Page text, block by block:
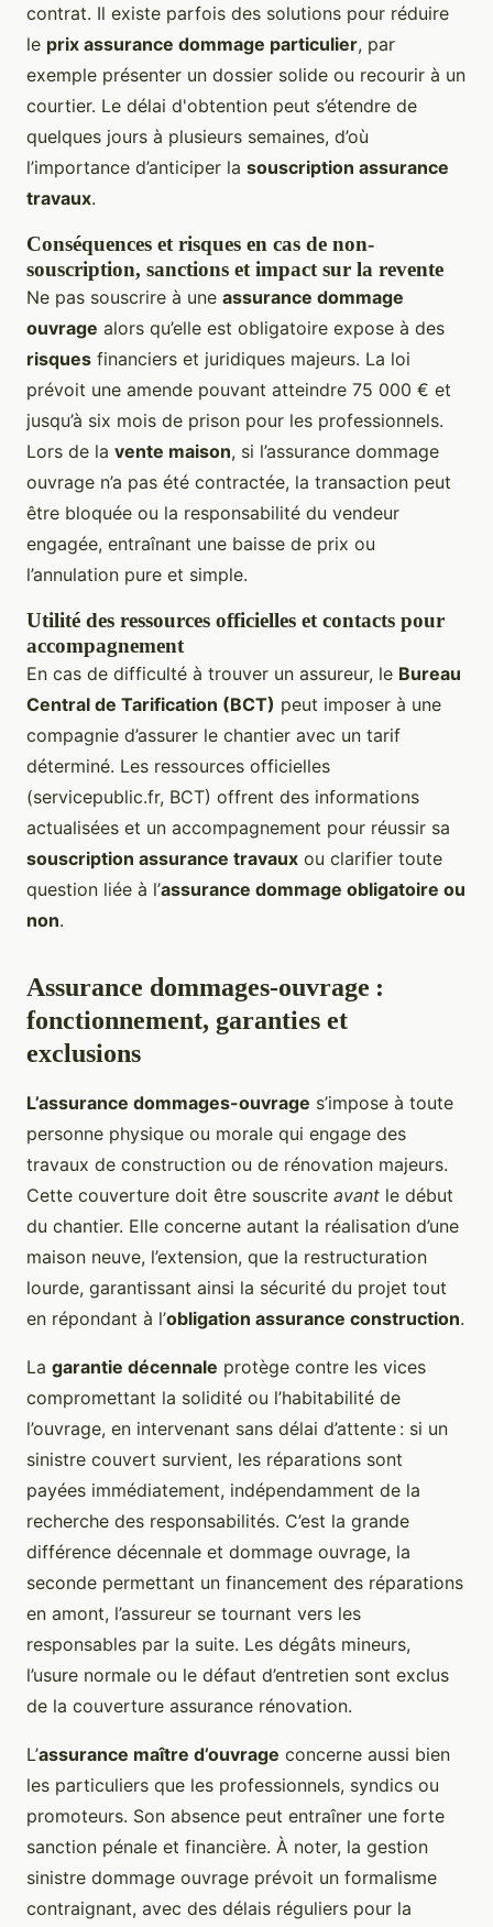
contrat. Il existe parfois des solutions pour réduire
le prix assurance dommage particulier, par
exemple présenter un dossier solide ou recourir à un
courtier. Le délai d'obtention peut s’étendre de
quelques jours à plusieurs semaines, d’où
l’importance d’anticiper la souscription assurance
travaux.
Conséquences et risques en cas de non-
souscription, sanctions et impact sur la revente
Ne pas souscrire à une assurance dommage
ouvrage alors qu’elle est obligatoire expose à des
risques financiers et juridiques majeurs. La loi
prévoit une amende pouvant atteindre 75 000 € et
jusqu’à six mois de prison pour les professionnels.
Lors de la vente maison, si l’assurance dommage
ouvrage n’a pas été contractée, la transaction peut
être bloquée ou la responsabilité du vendeur
engagée, entraînant une baisse de prix ou
l’annulation pure et simple.
Utilité des ressources officielles et contacts pour
accompagnement
En cas de difficulté à trouver un assureur, le Bureau
Central de Tarification (BCT) peut imposer à une
compagnie d’assurer le chantier avec un tarif
déterminé. Les ressources officielles
(servicepublic.fr, BCT) offrent des informations
actualisées et un accompagnement pour réussir sa
souscription assurance travaux ou clarifier toute
question liée à l’assurance dommage obligatoire ou
non.
Assurance dommages-ouvrage :
fonctionnement, garanties et
exclusions
L’assurance dommages-ouvrage s’impose à toute
personne physique ou morale qui engage des
travaux de construction ou de rénovation majeurs.
Cette couverture doit être souscrite avant le début
du chantier. Elle concerne autant la réalisation d’une
maison neuve, l’extension, que la restructuration
lourde, garantissant ainsi la sécurité du projet tout
en répondant à l’obligation assurance construction.
La garantie décennale protège contre les vices
compromettant la solidité ou l’habitabilité de
l’ouvrage, en intervenant sans délai d’attente : si un
sinistre couvert survient, les réparations sont
payées immédiatement, indépendamment de la
recherche des responsabilités. C’est la grande
différence décennale et dommage ouvrage, la
seconde permettant un financement des réparations
en amont, l’assureur se tournant vers les
responsables par la suite. Les dégâts mineurs,
l’usure normale ou le défaut d’entretien sont exclus
de la couverture assurance rénovation.
L’assurance maître d’ouvrage concerne aussi bien
les particuliers que les professionnels, syndics ou
promoteurs. Son absence peut entraîner une forte
sanction pénale et financière. À noter, la gestion
sinistre dommage ouvrage prévoit un formalisme
contraignant, avec des délais réguliers pour la